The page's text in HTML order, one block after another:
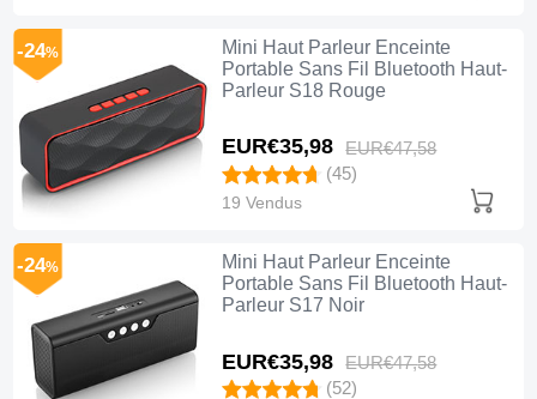
Mini Haut Parleur Enceinte
Portable Sans Fil Bluetooth Haut-
Parleur S18 Rouge
EUR€35,98 EUR€47,58
-24%
(45)
19 Vendus
Mini Haut Parleur Enceinte
Portable Sans Fil Bluetooth Haut-
Parleur S17 Noir
EUR€35,98 EUR€47,58
-24%
(52)